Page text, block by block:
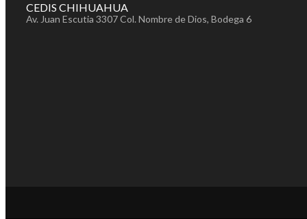
CEDIS CHIHUAHUA
Av. Juan Escutia 3307 Col. Nombre de Dios, Bodega 6